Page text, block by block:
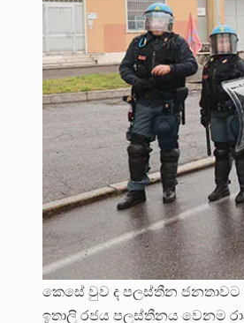
කෙසේ වුව ද පලස්තීන
ඉතාලි රජය පලස්තීනය වෙනම